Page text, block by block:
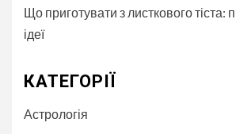
Що приготувати з листкового тіста:
ідеї
КАТЕГОРІЇ
Астрологія